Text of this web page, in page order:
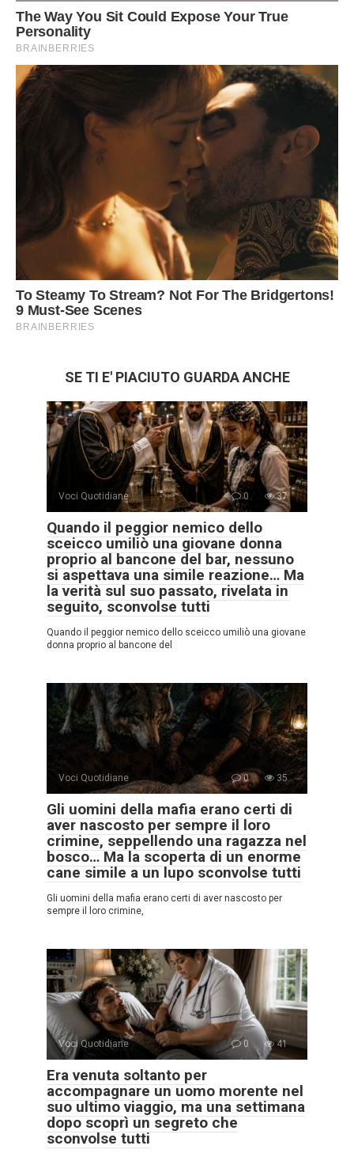
SE TI E' PIACIUTO GUARDA ANCHE
Voci Quotidiane 0 37
Quando il peggior nemico dello
sceicco umiliò una giovane donna
proprio al bancone del bar, nessuno
si aspettava una simile reazione… Ma
la verità sul suo passato, rivelata in
seguito, sconvolse tutti
Quando il peggior nemico dello sceicco umiliò una giovane
donna proprio al bancone del
Voci Quotidiane 0 35
Gli uomini della mafia erano certi di
aver nascosto per sempre il loro
crimine, seppellendo una ragazza nel
bosco… Ma la scoperta di un enorme
cane simile a un lupo sconvolse tutti
Gli uomini della mafia erano certi di aver nascosto per
sempre il loro crimine,
Voci Quotidiane 0 41
Era venuta soltanto per
accompagnare un uomo morente nel
suo ultimo viaggio, ma una settimana
dopo scoprì un segreto che
sconvolse tutti